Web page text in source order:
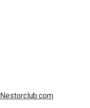
Nestorclub.com